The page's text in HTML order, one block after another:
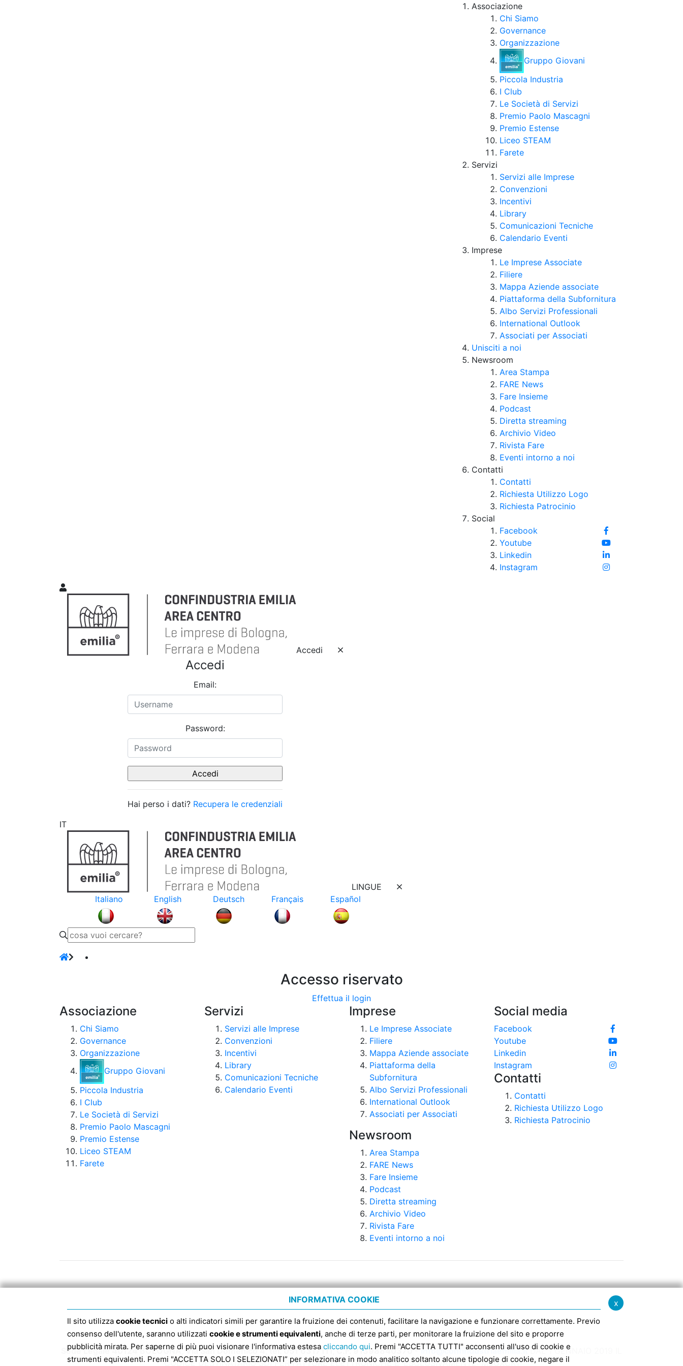
Associazione
Chi Siamo
Governance
Organizzazione
Gruppo Giovani
Piccola Industria
I Club
Le Società di Servizi
Premio Paolo Mascagni
Premio Estense
Liceo STEAM
Farete
Servizi
Servizi alle Imprese
Convenzioni
Incentivi
Library
Comunicazioni Tecniche
Calendario Eventi
Imprese
Le Imprese Associate
Filiere
Mappa Aziende associate
Piattaforma della Subfornitura
Albo Servizi Professionali
International Outlook
Associati per Associati
Unisciti a noi
Newsroom
Area Stampa
FARE News
Fare Insieme
Podcast
Diretta streaming
Archivio Video
Rivista Fare
Eventi intorno a noi
Contatti
Contatti
Richiesta Utilizzo Logo
Richiesta Patrocinio
Social
Facebook
Youtube
Linkedin
Instagram
Accedi
Accedi
Email:
Password:
Hai perso i dati? Recupera le credenziali
IT
LINGUE
Italiano
English Deutsch Français Español
Accesso riservato
Effettua il login
Associazione
Chi Siamo
Governance
Organizzazione
Gruppo Giovani
Piccola Industria
I Club
Le Società di Servizi
Premio Paolo Mascagni
Premio Estense
Liceo STEAM
Farete
Servizi
Servizi alle Imprese
Convenzioni
Incentivi
Library
Comunicazioni Tecniche
Calendario Eventi
Imprese
Le Imprese Associate
Filiere
Mappa Aziende associate
Piattaforma della
Subfornitura
Albo Servizi Professionali
International Outlook
Associati per Associati
Newsroom
Area Stampa
FARE News
Fare Insieme
Podcast
Diretta streaming
Archivio Video
Rivista Fare
Eventi intorno a noi
Social media
Facebook
Youtube
Linkedin
Instagram
Contatti
Contatti
Richiesta Utilizzo Logo
Richiesta Patrocinio
Sede Legale 40124 BOLOGNA, Via San Domenico 4, tel. 051 6317111, C.F. 91398840370 - info@confindustriaemilia.it DAL 1 GENNAIO 2019 IL
CODICE DESTINATARIO SDI PER FATTURE ELETTRONICHE E’ ESCLUSIVAMENTE: M5UXCR1
x
INFORMATIVA COOKIE
Il sito utilizza cookie tecnici o alti indicatori simili per garantire la fruizione dei contenuti, facilitare la navigazione e funzionare correttamente. Previo
consenso dell'utente, saranno utilizzati cookie e strumenti equivalenti, anche di terze parti, per monitorare la fruizione del sito e proporre
pubblicità mirata. Per saperne di più puoi visionare l'informativa estesa cliccando qui. Premi "ACCETTA TUTTI" acconsenti all'uso di cookie e
strumenti equivalenti. Premi "ACCETTA SOLO I SELEZIONATI” per selezionare in modo analitico soltanto alcune tipologie di cookie, negare il